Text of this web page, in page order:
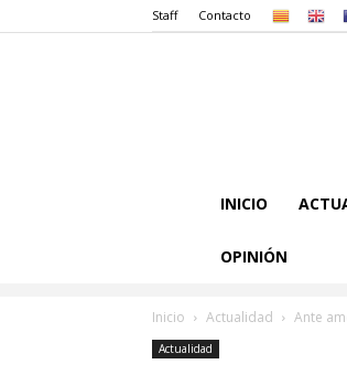
Staff Contacto
INICIO
OPINIÓN
Inicio Actualidad Ante
Actualidad